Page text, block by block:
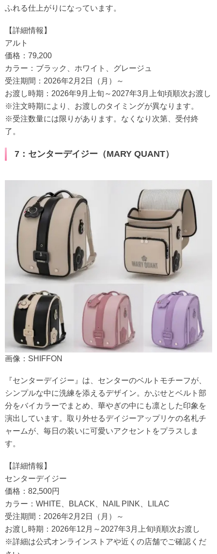
ふれる仕上がりになっています。
【詳細情報】
アルト
価格：79,200
カラー：ブラック、ホワイト、グレージュ
受注期間：2026年2月2日（月）～
お渡し時期：2026年9月上旬～2027年3月上旬頃順次お渡し
※注文時期により、お渡しのタイミングが異なります。
※受注数量には限りがあります。なくなり次第、受付終
了。
7：センターデイジー（MARY QUANT）
画像：SHIFFON
『センターデイジー』は、センターのベルトモチーフが、
シンプルな中に洗練を添えるデザイン。かぶせとベルト部
分をバイカラーでまとめ、華やぎの中にも凛とした印象を
演出しています。取り外せるデイジーアップリケの名札チ
ャームが、毎日の装いに可愛いアクセントをプラスしま
す。
【詳細情報】
センターデイジー
価格：82,500円
カラー：WHITE、BLACK、NAIL PINK、LILAC
受注期間：2026年2月2日（月）～
お渡し時期：2026年12月～2027年3月上旬頃順次お渡し
※詳細は公式オンラインストアや近くの店舗でご確認くだ